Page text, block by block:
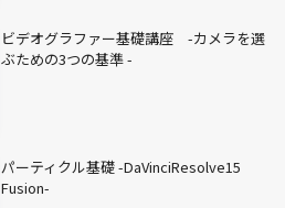
ビデオグラファー基礎講座 -カメラを選
ぶための3つの基準 -
パーティクル基礎 -DaVinciResolve15
Fusion-